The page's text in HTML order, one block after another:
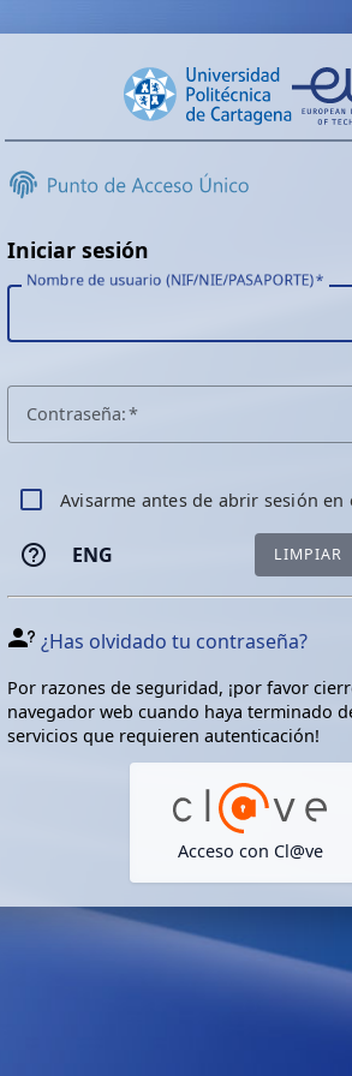
Iniciar sesión
Nombre de usuario (NIF/NIE/PASAPORTE)
Contraseña:
Avisarme antes de abrir sesión en
ENG LIMPIAR
¿Has olvidado tu contraseña?
Por razones de seguridad, ¡por favor
navegador web cuando haya terminado
servicios que requieren autenticación!